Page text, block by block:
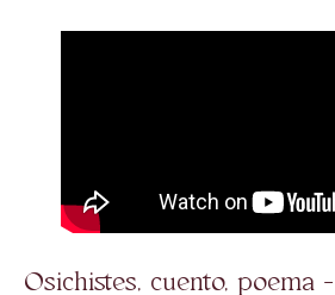
Osichistes, cuento,